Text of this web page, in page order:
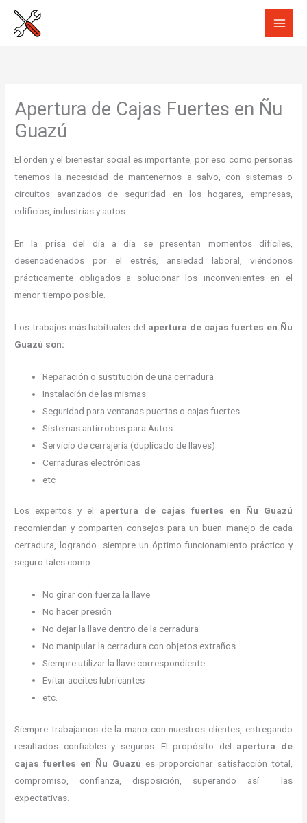
Apertura de Cajas Fuertes en Ñu
Guazú
El orden y el bienestar social es importante, por eso como personas
tenemos la necesidad de mantenernos a salvo, con sistemas o
circuitos avanzados de seguridad en los hogares, empresas,
edificios, industrias y autos.
En la prisa del día a día se presentan momentos difíciles,
desencadenados por el estrés, ansiedad laboral, viéndonos
prácticamente obligados a solucionar los inconvenientes en el
menor tiempo posible.
Los trabajos más habituales del apertura de cajas fuertes en Ñu
Guazú son:
Reparación o sustitución de una cerradura
Instalación de las mismas
Seguridad para ventanas puertas o cajas fuertes
Sistemas antirrobos para Autos
Servicio de cerrajería (duplicado de llaves)
Cerraduras electrónicas
etc
Los expertos y el apertura de cajas fuertes
en Ñu Guazú
recomiendan y comparten consejos para un buen manejo de cada
cerradura, logrando siempre un óptimo funcionamiento práctico y
seguro tales como:
No girar con fuerza la llave
No hacer presión
No dejar la llave dentro de la cerradura
No manipular la cerradura con objetos extraños
Siempre utilizar la llave correspondiente
Evitar aceites lubricantes
etc.
Siempre trabajamos de la mano con nuestros clientes, entregando
resultados confiables y seguros. El propósito del apertura de
cajas fuertes en Ñu Guazú es proporcionar satisfacción total,
compromiso, confianza, disposición, superando así las
expectativas.